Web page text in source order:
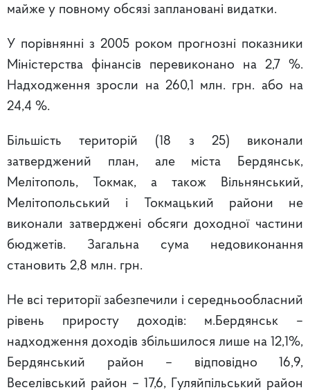
майже у повному обсязі заплановані видатки.
У порівнянні з 2005 роком прогнозні показники
Міністерства фінансів перевиконано на 2,7 %.
Надходження зросли на 260,1 млн. грн. або на
24,4 %.
Більшість територій (18 з 25) виконали
затверджений план, але міста Бердянськ,
Мелітополь, Токмак, а також Вільнянський,
Мелітопольський і Токмацький райони не
виконали затверджені обсяги доходної частини
бюджетів. Загальна сума недовиконання
становить 2,8 млн. грн.
Не всі території забезпечили і середньообласний
рівень приросту доходів: м.Бердянськ –
надходження доходів збільшилося лише на 12,1%,
Бердянський район – відповідно 16,9,
Веселівський район – 17,6, Гуляйпільський район